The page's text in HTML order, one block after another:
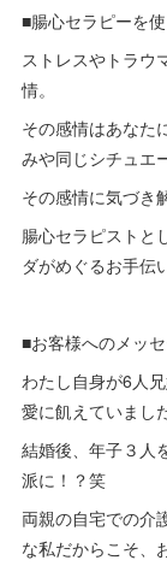
■腸心セラピーを
ストレスやトラウ
情。
その感情はあなた
みや同じシチュエ
その感情に気づき
腸心セラピストと
ダがめぐるお手伝
■お客様へのメッ
わたし自身が6人
愛に飢えていました
結婚後、年子３人
派に！？笑
両親の自宅での介
な私だからこそ、